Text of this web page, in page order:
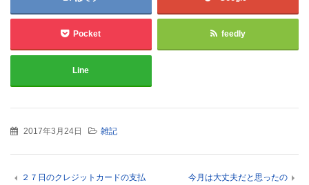
Pocket feedly
Line
2017年3月24日 雑記
２７日のクレジットカードの支払
今月は大丈夫だと思ったの